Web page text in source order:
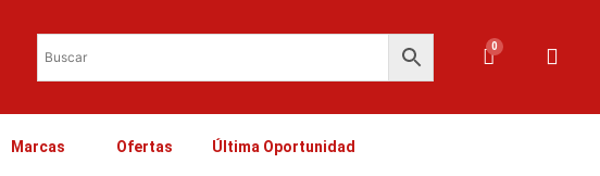
0Carrito
Marcas Ofertas Última Oportunidad